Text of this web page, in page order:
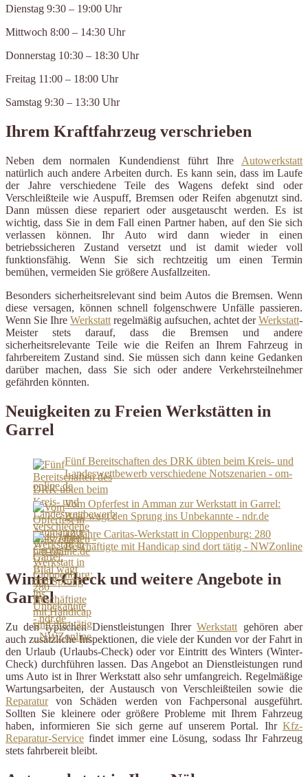
Dienstag 9:30 – 19:00 Uhr
Mittwoch 8:00 – 14:30 Uhr
Donnerstag 10:30 – 18:30 Uhr
Freitag 11:00 – 18:00 Uhr
Samstag 9:30 – 13:30 Uhr
Ihrem Kraftfahrzeug verschrieben
Neben dem normalen Kundendienst führt Ihre Autowerkstatt
natürlich auch andere Arbeiten durch. Es kann sein, dass im Laufe
der Jahre verschiedene Teile des Wagens defekt sind oder
Verschleißteile wie Auspuff, Bremsen oder Reifen abgenutzt sind.
Dann müssen diese repariert oder ausgetauscht werden. Es ist
wichtig, dass Sie in dem Fall einen Partner haben, auf den Sie sich
verlassen können. Ihr Auto wird dann wieder in einen
betriebssicheren Zustand versetzt und ist damit wieder voll
funktionsfähig. Wenn Sie sich rechtzeitig um einen Termin
bemühen, vermeiden Sie größere Ausfallzeiten.
Besonders sicherheitsrelevant sind beim Autos die Bremsen. Wenn
diese versagen, können schnell folgenschwere Unfälle passieren.
Wenn Sie Ihre Werkstatt regelmäßig aufsuchen, achtet derWerkstatt-
Meister stets darauf, dass die Bremsen und andere
sicherheitsrelevante Teile wie die Reifen an Ihrem Fahrzeug in
fahrbereitem Zustand sind. Sie müssen sich dann keine Gedanken
darüber machen, dass Sie sich oder andere Verkehrsteilnehmer
gefährden könnten.
Neuigkeiten zu Freien Werkstätten in
Garrel
Fünf Bereitschaften des DRK übten beim Kreis- und
Landeswettbewerb verschiedene Notszenarien - om-
online.de
Vom Opferfest in Amman zur Werkstatt in Garrel:
Bilal wagt den Sprung ins Unbekannte - ndr.de
40 Jahre Caritas-Werkstatt in Cloppenburg: 280
Beschäftigte mit Handicap sind dort tätig - NWZonline
Winter-Check und weitere Angebote in
Garrel
Zu den typischen Dienstleistungen IhrerWerkstatt gehören aber
auch zusätzliche Inspektionen, die viele der Kunden vor der Fahrt in
den Urlaub (Urlaubs-Check) oder vor Eintritt des Winters (Winter-
Check) durchführen lassen. Das Angebot an Dienstleistungen rund
ums Auto ist in Ihrer Werkstatt also sehr umfangreich. Regelmäßige
Wartungsarbeiten, der Austausch von Verschleißteilen sowie die
Reparaturvon Schäden werden von Fachpersonal ausgeführt.
Sollten Sie kleinere oder größere Probleme mit Ihrem Fahrzeug
haben, informieren Sie sich gerne auf unserem Portal. Ihr Kfz-
Reparatur-Service findet immer eine Lösung, sodass Ihr Fahrzeug
stets fahrbereit bleibt.